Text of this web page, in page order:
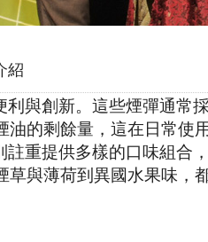
紹
與創新。這些煙彈通常
油的剩餘量，這在日常使
重提供多樣的口味組合
草與薄荷到異國水果味，